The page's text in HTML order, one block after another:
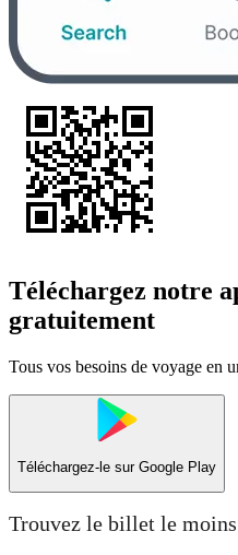
Téléchargez notre
gratuitement
Tous vos besoins de voyage en
Téléchargez-le sur Google Play
Trouvez le billet le